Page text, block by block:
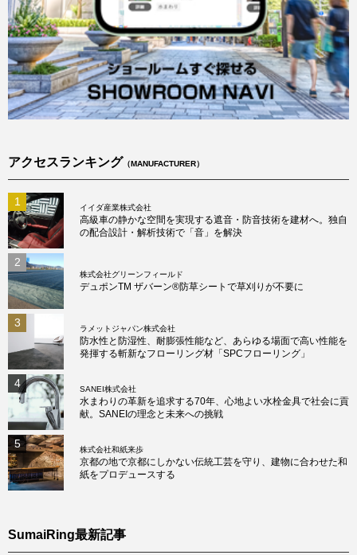
アクセスランキング （MANUFACTURER）
1 イイダ産業株式会社
高級車の静かな空間を実現する遮音・防音技術を建材へ。独自
の配合設計・解析技術で「音」を解決
2
株式会社グリーンフィールド
デュポンTM ザバーン®防草シートで草刈りが不要に
3 ラメットジャパン株式会社
防水性と防湿性、耐膨張性能など、あらゆる場面で高い性能を
発揮する斬新なフローリング材「SPCフローリング」
4 SANEI株式会社
水まわりの革新を追求する70年、心地よい水栓金具で社会に貢
献。SANEIの理念と未来への挑戦
5 株式会社和紙来歩
京都の地で京都にしかない伝統工芸を守り、建物に合わせた和
紙をプロデュースする
SumaiRing最新記事